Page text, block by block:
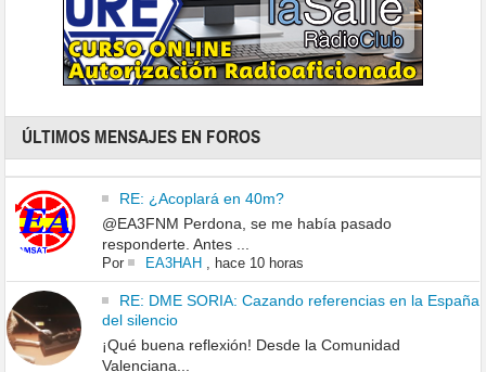
ÚLTIMOS MENSAJES EN FOROS
RE: ¿Acoplará en 40m?
@EA3FNM Perdona, se me había pasado
responderte. Antes ...
Por EA3HAH, hace 10 horas
RE: DME SORIA: Cazando referencias en la España
del silencio
¡Qué buena reflexión! Desde la Comunidad
Valenciana...